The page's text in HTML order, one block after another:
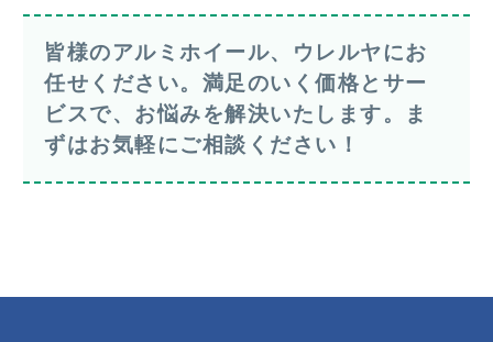
皆様のアルミホイール、ウレルヤにお
任せください。満足のいく価格とサー
ビスで、お悩みを解決いたします。ま
ずはお気軽にご相談ください！